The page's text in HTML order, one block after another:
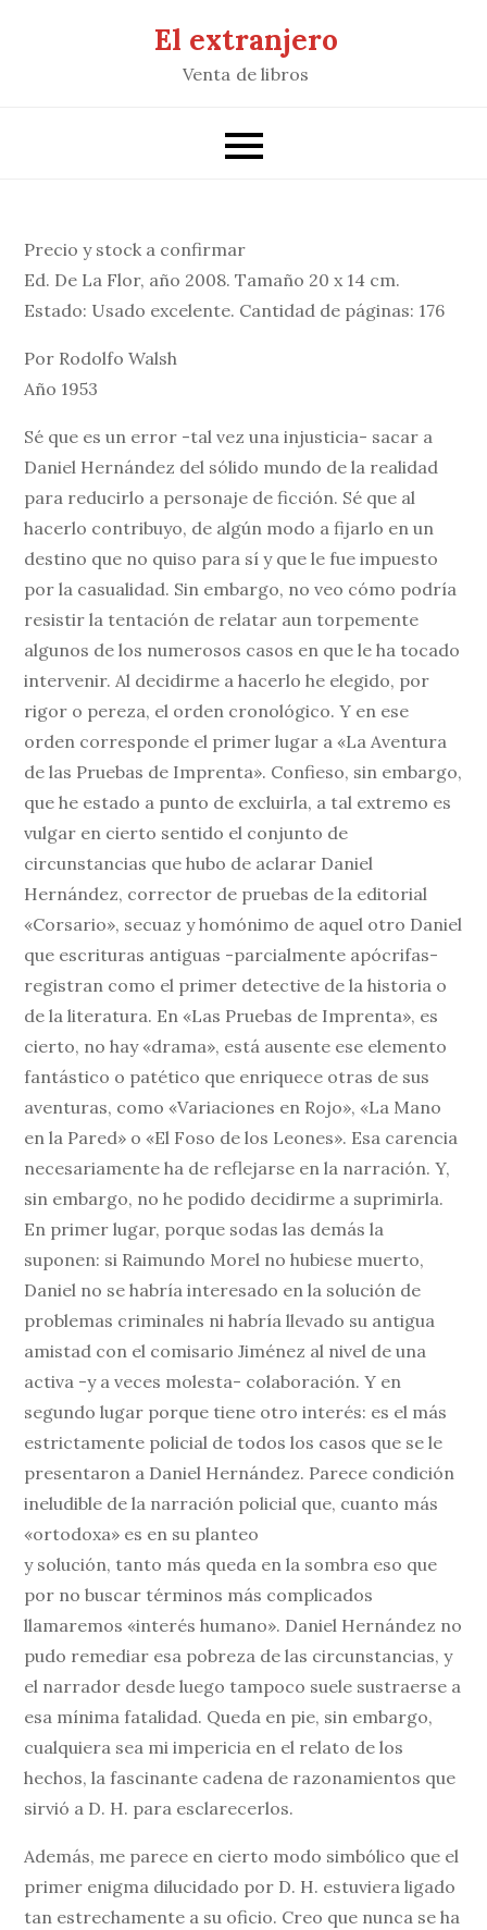
El extranjero
Venta de libros
Precio y stock a confirmar
Ed. De La Flor, año 2008. Tamaño 20 x 14 cm.
Estado: Usado excelente. Cantidad de páginas: 176
Por Rodolfo Walsh
Año 1953
Sé que es un error -tal vez una injusticia- sacar a
Daniel Hernández del sólido mundo de la realidad
para reducirlo a personaje de ficción. Sé que al
hacerlo contribuyo, de algún modo a fijarlo en un
destino que no quiso para sí y que le fue impuesto
por la casualidad. Sin embargo, no veo cómo podría
resistir la tentación de relatar aun torpemente
algunos de los numerosos casos en que le ha tocado
intervenir. Al decidirme a hacerlo he elegido, por
rigor o pereza, el orden cronológico. Y en ese
orden corresponde el primer lugar a «La Aventura
de las Pruebas de Imprenta». Confieso, sin embargo,
que he estado a punto de excluirla, a tal extremo es
vulgar en cierto sentido el conjunto de
circunstancias que hubo de aclarar Daniel
Hernández, corrector de pruebas de la editorial
«Corsario», secuaz y homónimo de aquel otro Daniel
que escrituras antiguas -parcialmente apócrifas-
registran como el primer detective de la historia o
de la literatura. En «Las Pruebas de Imprenta», es
cierto, no hay «drama», está ausente ese elemento
fantástico o patético que enriquece otras de sus
aventuras, como «Variaciones en Rojo», «La Mano
en la Pared» o «El Foso de los Leones». Esa carencia
necesariamente ha de reflejarse en la narración. Y,
sin embargo, no he podido decidirme a suprimirla.
En primer lugar, porque sodas las demás la
suponen: si Raimundo Morel no hubiese muerto,
Daniel no se habría interesado en la solución de
problemas criminales ni habría llevado su antigua
amistad con el comisario Jiménez al nivel de una
activa -y a veces molesta- colaboración. Y en
segundo lugar porque tiene otro interés: es el más
estrictamente policial de todos los casos que se le
presentaron a Daniel Hernández. Parece condición
ineludible de la narración policial que, cuanto más
«ortodoxa» es en su planteo
y solución, tanto más queda en la sombra eso que
por no buscar términos más complicados
llamaremos «interés humano». Daniel Hernández no
pudo remediar esa pobreza de las circunstancias, y
el narrador desde luego tampoco suele sustraerse a
esa mínima fatalidad. Queda en pie, sin embargo,
cualquiera sea mi impericia en el relato de los
hechos, la fascinante cadena de razonamientos que
sirvió a D. H. para esclarecerlos.
Además, me parece en cierto modo simbólico que el
primer enigma dilucidado por D. H. estuviera ligado
tan estrechamente a su oficio. Creo que nunca se ha